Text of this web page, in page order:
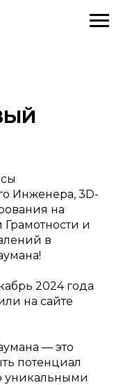
Инженера, 3D-
на
и
в
2024 года
на сайте
— это
потенциал
уникальными